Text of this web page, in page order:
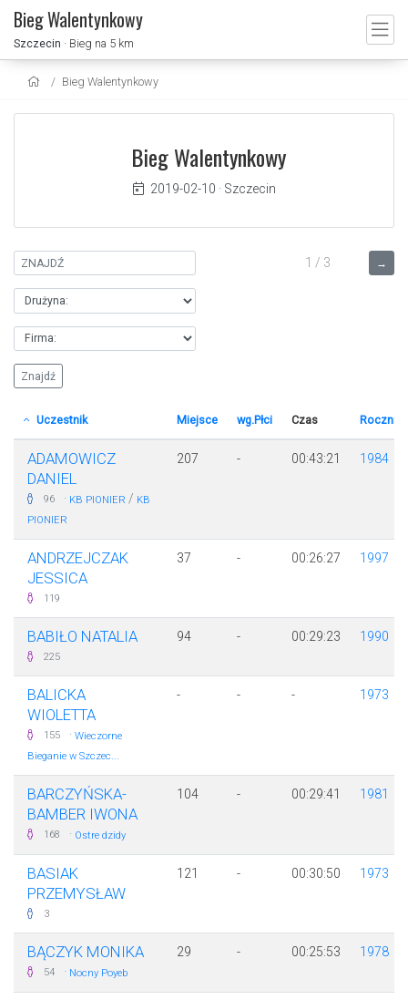
Bieg Walentynkowy
Szczecin · Bieg na 5 km
Bieg Walentynkowy
Bieg Walentynkowy
2019-02-10 · Szczecin
→
1 / 3
Uczestnik Miejsce wg.Płci Czas Rocznik
ADAMOWICZ
DANIEL
96 · KB PIONIER / KB
PIONIER
207 - 00:43:21 1984
ANDRZEJCZAK
JESSICA
119
37 - 00:26:27 1997
BABIŁO NATALIA
225
94 - 00:29:23 1990
BALICKA
WIOLETTA
155 · Wieczorne
Bieganie w Szczec...
- - - 1973
BARCZYŃSKA-
BAMBER IWONA
168 · Ostre dzidy
104 - 00:29:41 1981
BASIAK
PRZEMYSŁAW
3
121 - 00:30:50 1973
BĄCZYK MONIKA
54 · Nocny Poyeb
29 - 00:25:53 1978